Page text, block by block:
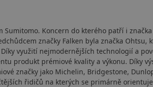
Sumitomo. Koncern do kterého patří i značka
značky Falken byla značka Ohtsu,
využití nejmodernějších technologií a
produkt prémiové kvality a výkonu. Díky
značky jako Michelin, Bridgestone,
řidičů na kterých se primárně